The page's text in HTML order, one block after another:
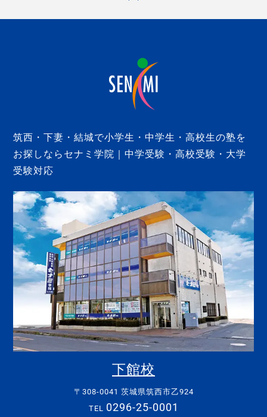
筑西・下妻・結城で小学生・中学生・高校生の塾を
お探しならセナミ学院｜中学受験・高校受験・大学
受験対応
下館校
〒308-0041 茨城県筑西市乙924
TEL 0296-25-0001